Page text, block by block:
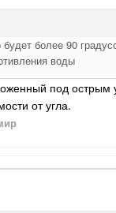
более 90
воды
под
от угла.